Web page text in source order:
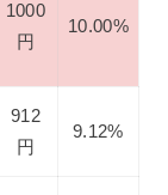
1000
円
10.00%
912
円
9.12%